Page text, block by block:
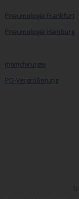
Pneumologie Frankfurt
Pneumologie Hamburg
Intimchirurgie
PO-Vergrößerung